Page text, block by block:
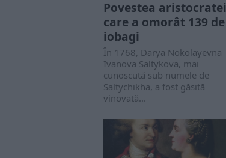
Povestea aristocratei
care a omorât 139 de
iobagi
În 1768, Darya Nokolayevna
Ivanova Saltykova, mai
cunoscută sub numele de
Saltychikha, a fost găsită
vinovată...